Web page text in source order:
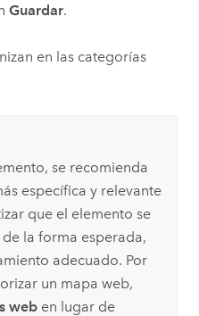
Guardar.
en las categorías
se recomienda
específica y relevante
que el elemento se
la forma esperada,
adecuado. Por
un mapa web,
weben lugar de